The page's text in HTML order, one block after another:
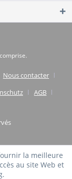
Nous contacter
AGB
la meilleure
au site Web et